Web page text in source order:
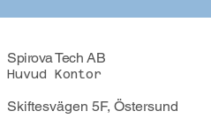
Spirova Tech AB
Huvud Kontor
Skiftesvägen 5F, Östersund